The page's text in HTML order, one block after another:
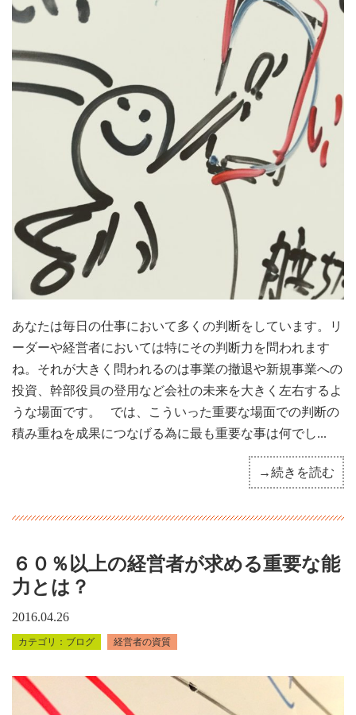
あなたは毎日の仕事において多くの判断をしています。リ
ーダーや経営者においては特にその判断力を問われます
ね。それが大きく問われるのは事業の撤退や新規事業への
投資、幹部役員の登用など会社の未来を大きく左右するよ
うな場面です。 では、こういった重要な場面での判断の
積み重ねを成果につなげる為に最も重要な事は何でし...
→続きを読む
６０％以上の経営者が求める重要な能
力とは？
2016.04.26
ブログ 経営者の資質